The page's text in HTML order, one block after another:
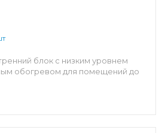
блок с низким уровнем
обогревом для помещений до